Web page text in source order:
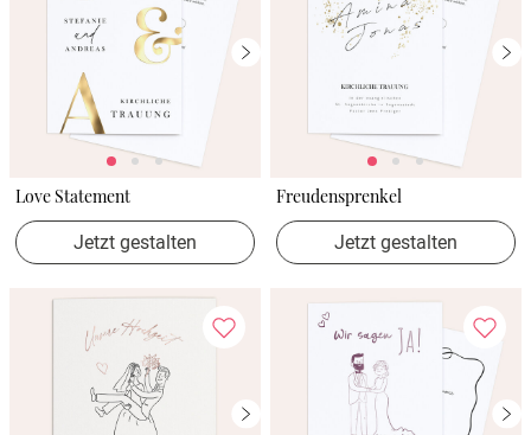
Love Statement
Jetzt gestalten
Freudensprenkel
Jetzt gestalten